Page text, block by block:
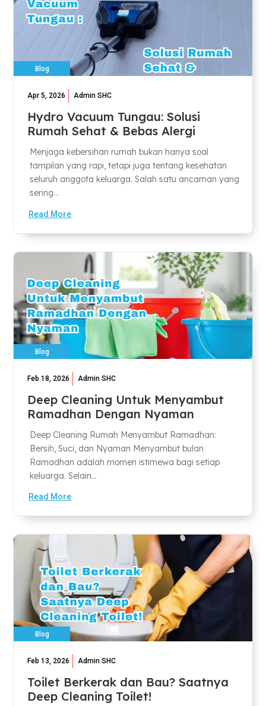
Blog
Apr 5, 2026 Admin SHC
Hydro Vacuum Tungau: Solusi
Rumah Sehat & Bebas Alergi
Menjaga kebersihan rumah bukan hanya soal
tampilan yang rapi, tetapi juga tentang kesehatan
seluruh anggota keluarga. Salah satu ancaman yang
sering...
Read More
Blog
Feb 18, 2026 Admin SHC
Deep Cleaning Untuk Menyambut
Ramadhan Dengan Nyaman
Deep Cleaning Rumah Menyambut Ramadhan:
Bersih, Suci, dan Nyaman Menyambut bulan
Ramadhan adalah momen istimewa bagi setiap
keluarga. Selain...
Read More
Blog
Feb 13, 2026 Admin SHC
Toilet Berkerak dan Bau? Saatnya
Deep Cleaning Toilet!